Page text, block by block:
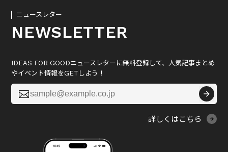
ニュースレター
NEWSLETTER
IDEAS FOR GOODニュースレターに無料登録して、人気記事まとめ
やイベント情報をGETしよう！

詳しくはこちら